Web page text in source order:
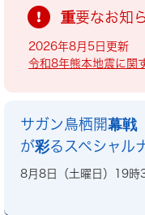
重要なお知
2026年8月5日更新
令和8年熊本地震に関
サガン鳥栖開幕
が彩るスペシャル
8月8日（土曜日）19時